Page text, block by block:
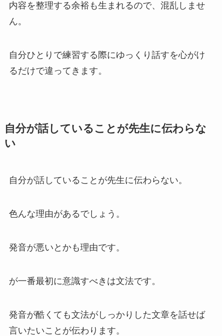
内容を整理する余裕も生まれるので、混乱しませ
ん。
自分ひとりで練習する際にゆっくり話すを心がけ
るだけで違ってきます。
自分が話していることが先生に伝わらな
い
自分が話していることが先生に伝わらない。
色んな理由があるでしょう。
発音が悪いとかも理由です。
が一番最初に意識すべきは文法です。
発音が酷くても文法がしっかりした文章を話せば
言いたいことが伝わります。